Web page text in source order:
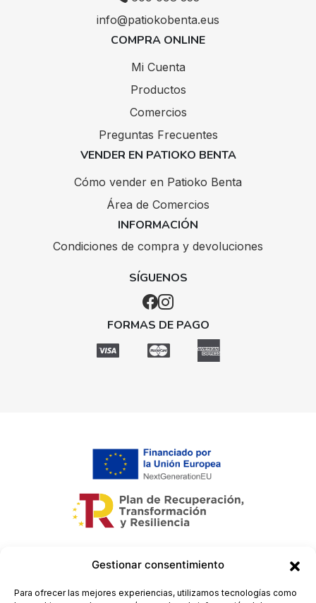
Gestionar consentimiento
Para ofrecer las mejores experiencias, utilizamos tecnologías como
info@patiokobenta.eus
COMPRA ONLINE
Mi Cuenta
Productos
Comercios
Preguntas Frecuentes
VENDER EN PATIOKO BENTA
Cómo vender en Patioko Benta
Área de Comercios
INFORMACIÓN
Condiciones de compra y devoluciones
SÍGUENOS
FORMAS DE PAGO